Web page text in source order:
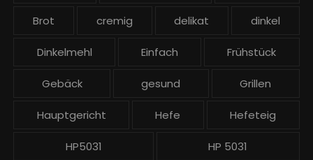
Brot cremig delikat dinkel
Dinkelmehl Einfach Frühstück
Gebäck gesund Grillen
Hauptgericht Hefe Hefeteig
HP5031 HP 5031